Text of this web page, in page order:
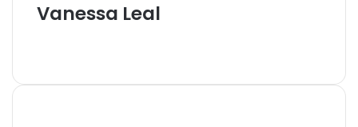
Vanessa Leal
s
s